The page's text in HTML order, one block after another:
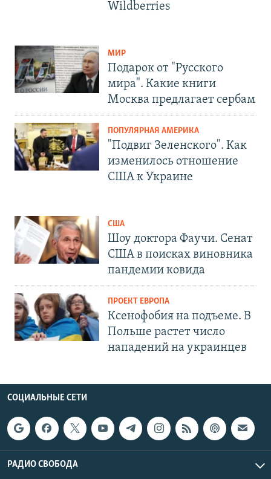
Wildberries
МИР
Подарок от "Русского
мира". Какие книги
Москва предлагает сербам
ПОПУЛЯРНАЯ АМЕРИКА
"Подвиг Зеленского". Как
изменилось отношение
США к Украине
США
Шоу доктора Фаучи. Сенат
США в поисках виновника
пандемии ковида
ПРОЕКТ ЕВРОПА
Ксенофобия на подъеме. В
Польше растет число
нападений на украинцев
СОЦИАЛЬНЫЕ СЕТИ
РАДИО СВОБОДА